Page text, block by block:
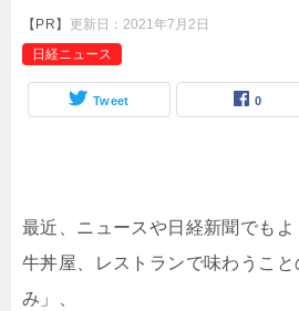
【PR】 更新日： 2021年7月2日
日経ニュース
Tweet 0
最近、ニュースや日経新聞でもよ
牛丼屋、レストランで味わうこ
み」、